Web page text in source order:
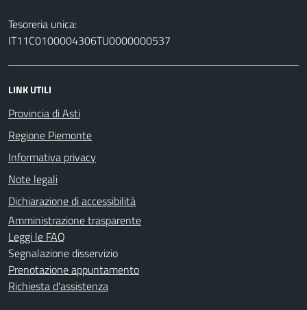
Tesoreria unica:
IT11C0100004306TU0000000537
LINK UTILI
Provincia di Asti
Regione Piemonte
Informativa privacy
Note legali
Dichiarazione di accessibilità
Amministrazione trasparente
Leggi le FAQ
Segnalazione disservizio
Prenotazione appuntamento
Richiesta d'assistenza